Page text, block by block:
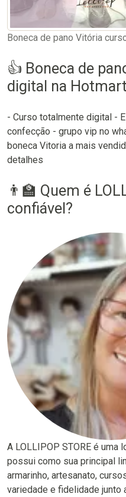
Boneca de pano Vitória
👍 Boneca de
digital na
- Curso totalmente digital -
confecção - grupo vip no
boneca Vitoria a mais
detalhes
👨‍🏫 Quem é
confiável?
A LOLLIPOP STORE é uma
possui como sua principal
armarinho, artesanato,
variedade e fidelidade